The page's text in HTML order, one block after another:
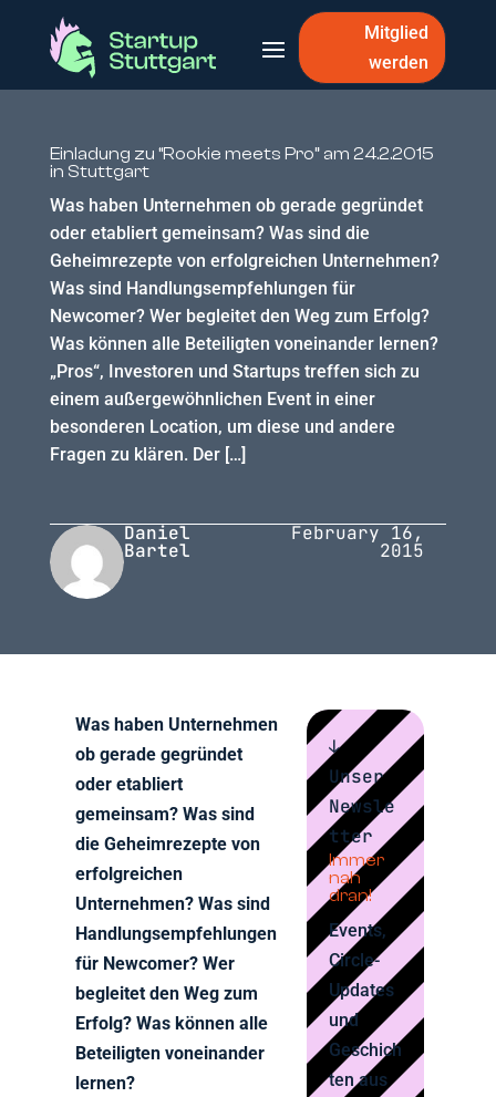
Mitglied
werden
Einladung zu “Rookie meets Pro” am 24.2.2015
in Stuttgart
Was haben Unternehmen ob gerade gegründet
oder etabliert gemeinsam? Was sind die
Geheimrezepte von erfolgreichen Unternehmen?
Was sind Handlungsempfehlungen für
Newcomer? Wer begleitet den Weg zum Erfolg?
Was können alle Beteiligten voneinander lernen?
„Pros“, Investoren und Startups treffen sich zu
einem außergewöhnlichen Event in einer
besonderen Location, um diese und andere
Fragen zu klären. Der […]
Daniel
Bartel
February 16,
2015
Was haben Unternehmen
ob gerade gegründet
oder etabliert
gemeinsam? Was sind
die Geheimrezepte von
erfolgreichen
Unternehmen? Was sind
Handlungsempfehlungen
für Newcomer? Wer
begleitet den Weg zum
Erfolg? Was können alle
Beteiligten voneinander
lernen?
↓
Unser
Newsle
tter
Immer
nah
dran!
Events,
Circle-
Updates
und
Geschich
ten aus